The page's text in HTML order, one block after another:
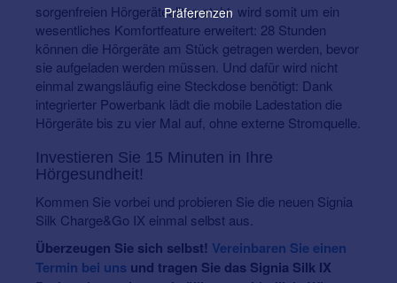
sorgenfreien Hörgerätealltag steht, wird somit um ein
wesentliches Komfortfeature erweitert: 28 Stunden
können die Hörgeräte am Stück getragen werden, bevor
sie aufgeladen werden müssen. Und dafür wird nicht
einmal zwangsläufig eine Steckdose benötigt: Dank
integrierter Powerbank lädt die mobile Ladestation die
Hörgeräte bis zu vier Mal auf, ohne externe Stromquelle.
Investieren Sie 15 Minuten in Ihre
Hörgesundheit!
Kommen Sie vorbei und probieren Sie die neuen Signia
Silk Charge&Go IX einmal selbst aus.
Überzeugen Sie sich selbst! Vereinbaren Sie einen
Termin bei uns und tragen Sie das Signia Silk IX
Präferenzen